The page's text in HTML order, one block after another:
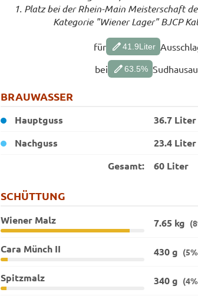
1. Platz bei der Rhein-Main Meisterschaft
Kategorie "Wiener Lager" BJCP
für edit41.9Liter
bei edit63.5%
BRAUWASSER
Hauptguss
36.7 Liter
Nachguss
23.4 Liter
Gesamt:
60 Liter
SCHÜTTUNG
Wiener Malz 7.65 kg
Cara Münch II 430 g
Spitzmalz 340 g